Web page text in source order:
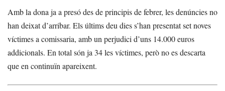
Amb la dona ja a presó des de principis de febrer, les denúncies no
han deixat d’arribar. Els últims deu dies s’han presentat set noves
víctimes a comissaria, amb un perjudici d’uns 14.000 euros
addicionals. En total són ja 34 les víctimes, però no es descarta
que en continuïn apareixent.